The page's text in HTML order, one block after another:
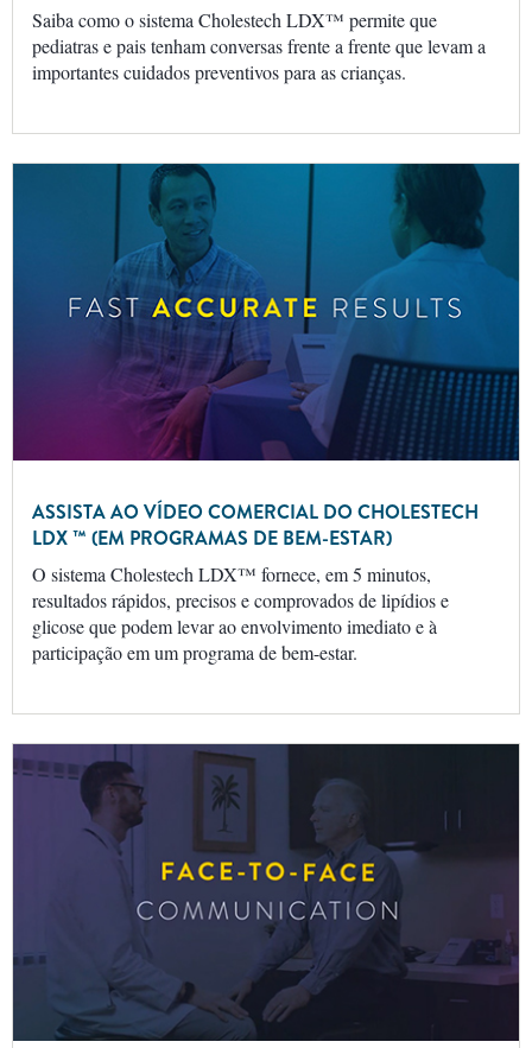
Saiba como o sistema Cholestech LDX™ permite que
pediatras e pais tenham conversas frente a frente que levam a
importantes cuidados preventivos para as crianças.
ASSISTA AO VÍDEO COMERCIAL DO CHOLESTECH
LDX ™ (EM PROGRAMAS DE BEM-ESTAR)
O sistema Cholestech LDX™ fornece, em 5 minutos,
resultados rápidos, precisos e comprovados de lipídios e
glicose que podem levar ao envolvimento imediato e à
participação em um programa de bem-estar.